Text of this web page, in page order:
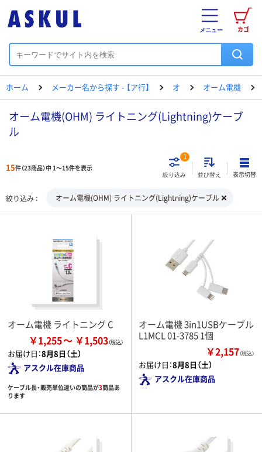
カゴ
メニュー
ホーム メーカー名から探す - 【ア行】 オ オーム電機
オーム電機(OHM) ライトニング(Lightning)ケーブ
ル
15件（23商品）中 1～15件を表示
絞り込み
1
並び替え 表示切替
絞り込み オーム電機(OHM) ライトニング(Lightning)ケーブル
オーム電機 ライトニング C
￥1,255 ￥1,503
お届け日：8月8日（土）
アスクル在庫商品
ケーブル長・販売単位違いの商品が3商品あ
ります
オーム電機 3in1USBケーブル
L1MCL 01-3785 1個
￥2,157（税込）
お届け日：8月8日（土）
アスクル在庫商品